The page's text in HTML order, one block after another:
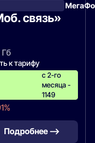
связь»
Гб
к тарифу
с 2-го
месяца -
1149
Подробнее —>